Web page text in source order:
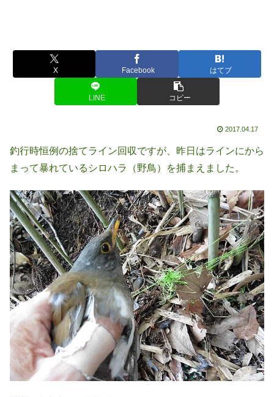
X Facebook はてブ
LINE コピー
2017.04.17
釣行時恒例の捨てライン回収ですが、昨日はラインにから
まって暴れているシロハラ（野鳥）を捕まえました。